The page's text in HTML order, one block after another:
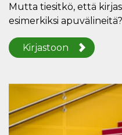
Mutta tiesitkö, että
esimerkiksi apuvälineitä?
Kirjastoon